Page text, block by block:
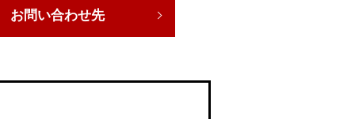
お問い合わせ先